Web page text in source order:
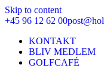
Skip to content
+45 96 12 62 00
KONTAKT
BLIV MEDLEM
GOLFCAFÉ